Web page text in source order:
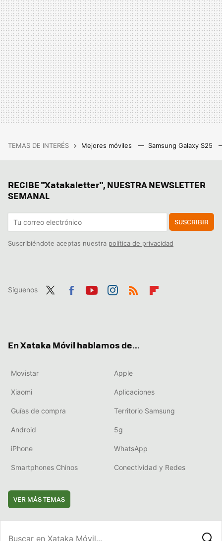
TEMAS DE INTERÉS Mejores móviles Samsung Galaxy S25
RECIBE "Xatakaletter", NUESTRA NEWSLETTER
SEMANAL
SUSCRIBIR
Suscribiéndote aceptas nuestra política de privacidad
Síguenos
En Xataka Móvil hablamos de...
Movistar Apple
Xiaomi Aplicaciones
Guías de compra Territorio Samsung
Android 5g
iPhone WhatsApp
Smartphones Chinos Conectividad y Redes
VER MÁS TEMAS